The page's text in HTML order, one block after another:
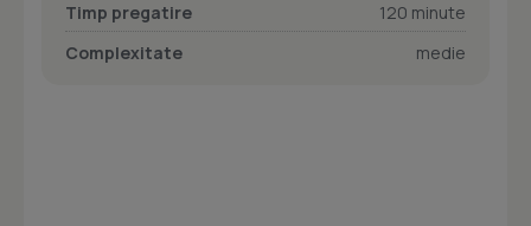
Timp pregatire
120 minute
Complexitate
medie